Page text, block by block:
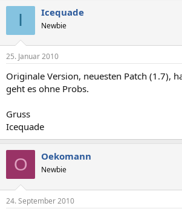
I Icequade
Newbie
25. Januar 2010
Originale Version, neuesten Patch (1.7),
geht es ohne Probs.
Gruss
Icequade
O Oekomann
Newbie
24. September 2010